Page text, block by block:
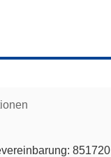
851720